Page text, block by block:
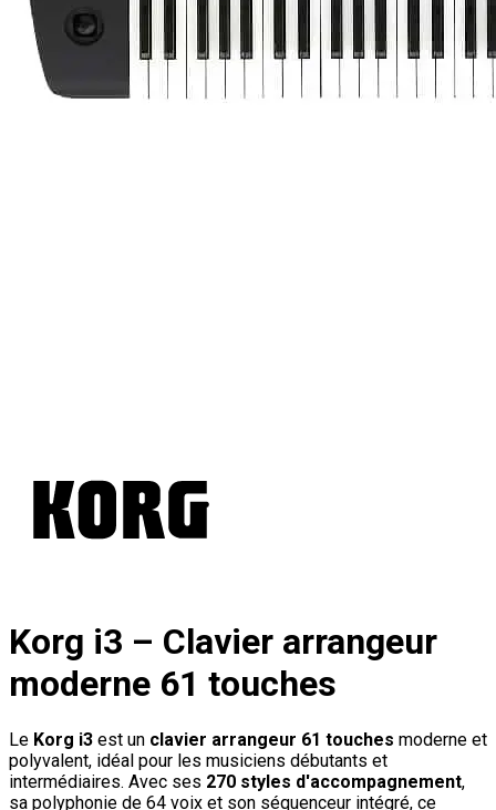
Korg i3 – Clavier arrangeur
moderne 61 touches
Le Korg i3 est un clavier arrangeur 61 touches moderne et
polyvalent, idéal pour les musiciens débutants et
intermédiaires. Avec ses 270 styles d'accompagnement,
sa polyphonie de 64 voix et son séquenceur intégré, ce